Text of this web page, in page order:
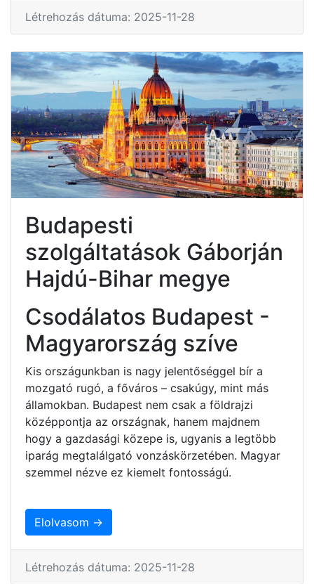
Létrehozás dátuma: 2025-11-28
Budapesti
szolgáltatások Gáborján
Hajdú-Bihar megye
Csodálatos Budapest -
Magyarország szíve
Kis országunkban is nagy jelentőséggel bír a
mozgató rugó, a főváros – csakúgy, mint más
államokban. Budapest nem csak a földrajzi
középpontja az országnak, hanem majdnem
hogy a gazdasági közepe is, ugyanis a legtöbb
iparág megtalálgató vonzáskörzetében. Magyar
szemmel nézve ez kiemelt fontosságú.
Elolvasom →
Létrehozás dátuma: 2025-11-28